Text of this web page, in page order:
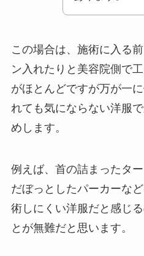
この場合は、施術に入る
ン入れたりと美容院側で
がほとんどですが万が一
れても気にならない洋服
めします。
例えば、首の詰まったタ
だぼっとしたパーカーな
術しにくい洋服だと感じ
とが無難だと思います。